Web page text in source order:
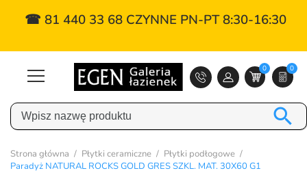
☎ 81 440 33 68 CZYNNE PN-PT 8:30-16:30
0 0

Strona główna Płytki ceramiczne
Płytki podłogowe
Paradyż NATURAL ROCKS GOLD GRES SZKL. MAT. 30X60 G1